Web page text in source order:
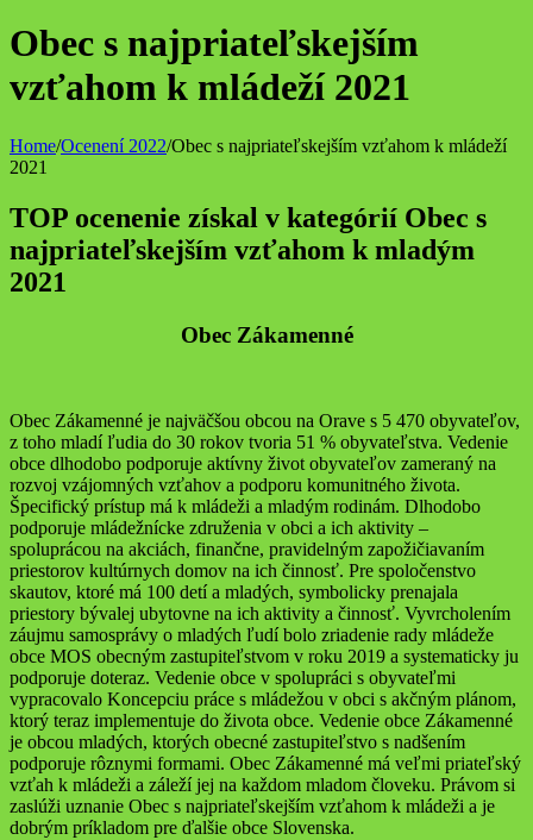
Obec s najpriateľskejším
vzťahom k mládeží 2021
Home/Ocenení 2022/Obec s najpriateľskejším vzťahom k mládeží
2021
TOP ocenenie získal v kategórií Obec s
najpriateľskejším vzťahom k mladým
2021
Obec Zákamenné
Obec Zákamenné je najväčšou obcou na Orave s 5 470 obyvateľov,
z toho mladí ľudia do 30 rokov tvoria 51 % obyvateľstva. Vedenie
obce dlhodobo podporuje aktívny život obyvateľov zameraný na
rozvoj vzájomných vzťahov a podporu komunitného života.
Špecifický prístup má k mládeži a mladým rodinám. Dlhodobo
podporuje mládežnícke združenia v obci a ich aktivity –
spoluprácou na akciách, finančne, pravidelným zapožičiavaním
priestorov kultúrnych domov na ich činnosť. Pre spoločenstvo
skautov, ktoré má 100 detí a mladých, symbolicky prenajala
priestory bývalej ubytovne na ich aktivity a činnosť. Vyvrcholením
záujmu samosprávy o mladých ľudí bolo zriadenie rady mládeže
obce MOS obecným zastupiteľstvom v roku 2019 a systematicky ju
podporuje doteraz. Vedenie obce v spolupráci s obyvateľmi
vypracovalo Koncepciu práce s mládežou v obci s akčným plánom,
ktorý teraz implementuje do života obce. Vedenie obce Zákamenné
je obcou mladých, ktorých obecné zastupiteľstvo s nadšením
podporuje rôznymi formami. Obec Zákamenné má veľmi priateľský
vzťah k mládeži a záleží jej na každom mladom človeku. Právom si
zaslúži uznanie Obec s najpriateľskejším vzťahom k mládeži a je
dobrým príkladom pre ďalšie obce Slovenska.